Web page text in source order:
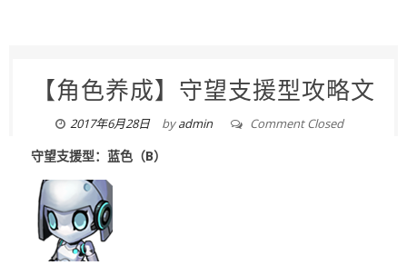
【角色养成】守望支援型攻略文
2017年6月28日 byadmin Comment Closed
守望支援型：蓝色（B）